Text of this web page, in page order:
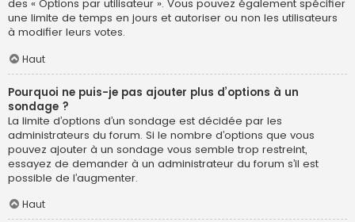
des « Options par utilisateur ». Vous pouvez également spécifier
une limite de temps en jours et autoriser ou non les utilisateurs
à modifier leurs votes.
Haut
Pourquoi ne puis-je pas ajouter plus d’options à un
sondage ?
La limite d’options d’un sondage est décidée par les
administrateurs du forum. Si le nombre d’options que vous
pouvez ajouter à un sondage vous semble trop restreint,
essayez de demander à un administrateur du forum s’il est
possible de l’augmenter.
Haut